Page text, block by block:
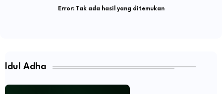
Error:Tak ada hasil yang ditemukan
Idul Adha